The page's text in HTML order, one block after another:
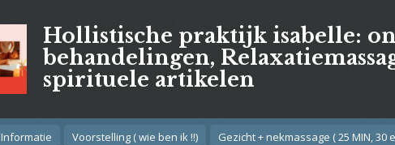
Hollistische praktijk isabelle:
behandelingen,
spirituele artikelen
Informatie Voorstelling ( wie ben ik !!) Gezicht + nekmassage ( 25 MIN, 30